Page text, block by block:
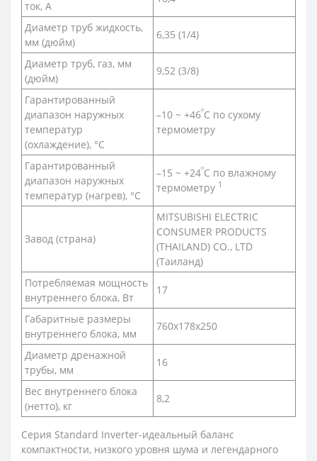
ток, А
Диаметр труб жидкость,
мм (дюйм)
6,35 (1/4)
Диаметр труб, газ, мм
(дюйм)
9,52 (3/8)
Гарантированный
диапазон наружных
температур
(охлаждение), °С
–10 ~ +46ºC по сухому
термометру
Гарантированный
диапазон наружных
температур (нагрев), °С
–15 ~ +24ºC по влажному
термометру 1
Завод (страна)
MITSUBISHI ELECTRIC
CONSUMER PRODUCTS
(THAILAND) CO., LTD
(Таиланд)
Потребляемая мощность
внутреннего блока, Вт
17
Габаритные размеры
внутреннего блока, мм
760x178x250
Диаметр дренажной
трубы, мм
16
Вес внутреннего блока
(нетто), кг
8,2
Серия Standard Inverter-идеальный баланс
компактности, низкого уровня шума и легендарного